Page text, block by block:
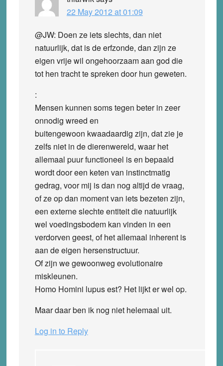
22 May 2012 at 01:09
@JW: Doen ze iets slechts, dan niet
natuurlijk, dat is de erfzonde, dan zijn ze
eigen vrije wil ongehoorzaam aan god die
tot hen tracht te spreken door hun geweten.
:
Mensen kunnen soms tegen beter in zeer
onnodig wreed en
buitengewoon kwaadaardig zijn, dat zie je
zelfs niet in de dierenwereld, waar het
allemaal puur functioneel is en bepaald
wordt door een keten van instinctmatig
gedrag, voor mij is dan nog altijd de vraag,
of ze op dan moment van iets bezeten zijn,
een externe slechte entiteit die natuurlijk
wel voedingsbodem kan vinden in een
verdorven geest, of het allemaal inherent is
aan de eigen hersenstructuur.
Of zijn we gewoonweg evolutionaire
miskleunen.
Homo Homini lupus est? Het lijkt er wel op.
Maar daar ben ik nog niet helemaal uit.
Log in to Reply